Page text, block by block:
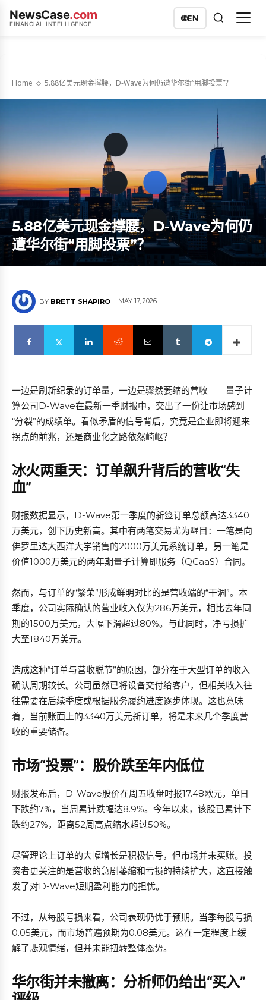
NewsCase.com
FINANCIAL INTELLIGENCE
🌐EN
Home 5.88亿美元现金撑腰，D-Wave为何仍遭华尔街“用脚投票”？
5.88亿美元现金撑腰，D-Wave为何仍
遭华尔街“用脚投票”？
BY BRETT SHAPIRO MAY 17, 2026
一边是刷新纪录的订单量，一边是骤然萎缩的营收——量子计
算公司D-Wave在最新一季财报中，交出了一份让市场感到
“分裂”的成绩单。看似矛盾的信号背后，究竟是企业即将迎来
拐点的前兆，还是商业化之路依然崎岖？
冰火两重天：订单飙升背后的营收“失
血”
财报数据显示，D-Wave第一季度的新签订单总额高达3340
万美元，创下历史新高。其中有两笔交易尤为醒目：一笔是向
佛罗里达大西洋大学销售的2000万美元系统订单，另一笔是
价值1000万美元的两年期量子计算即服务（QCaaS）合同。
然而，与订单的“繁荣”形成鲜明对比的是营收端的“干涸”。本
季度，公司实际确认的营业收入仅为286万美元，相比去年同
期的1500万美元，大幅下滑超过80%。与此同时，净亏损扩
大至1840万美元。
造成这种“订单与营收脱节”的原因，部分在于大型订单的收入
确认周期较长。公司虽然已将设备交付给客户，但相关收入往
往需要在后续季度或根据服务履约进度逐步体现。这也意味
着，当前账面上的3340万美元新订单，将是未来几个季度营
收的重要储备。
市场“投票”：股价跌至年内低位
财报发布后，D-Wave股价在周五收盘时报17.48欧元，单日
下跌约7%，当周累计跌幅达8.9%。今年以来，该股已累计下
跌约27%，距离52周高点缩水超过50%。
尽管理论上订单的大幅增长是积极信号，但市场并未买账。投
资者更关注的是营收的急剧萎缩和亏损的持续扩大，这直接触
发了对D-Wave短期盈利能力的担忧。
不过，从每股亏损来看，公司表现仍优于预期。当季每股亏损
0.05美元，而市场普遍预期为0.08美元。这在一定程度上缓
解了悲观情绪，但并未能扭转整体态势。
华尔街并未撤离：分析师仍给出“买入”